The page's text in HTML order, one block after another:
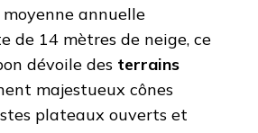
moyenne annuelle
de 14 mètres de neige, ce
dévoile des terrains
majestueux cônes
plateaux ouverts et